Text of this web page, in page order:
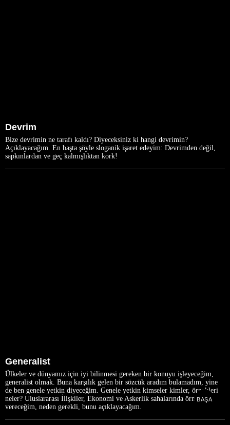
Devrim
Bize devrimin ne tarafı kaldı? Diyeceksiniz ki hangi devrimin?
Açıklayacağım. En başta şöyle sloganik işaret edeyim: Devrimden değil,
sapkınlardan ve geç kalmışlıktan kork!
Generalist
Ülkeler ve dünyamız için iyi bilinmesi gereken bir konuyu işleyeceğim,
generalist olmak. Buna karşılık gelen bir sözcük aradım bulamadım, yine
de ben genele yetkin diyeceğim. Genele yetkin kimseler kimler, örnekleri
neler? Uluslararası İlişkiler, Ekonomi ve Askerlik sahalarında örnekler
vereceğim, neden gerekli, bunu açıklayacağım.
BAŞA